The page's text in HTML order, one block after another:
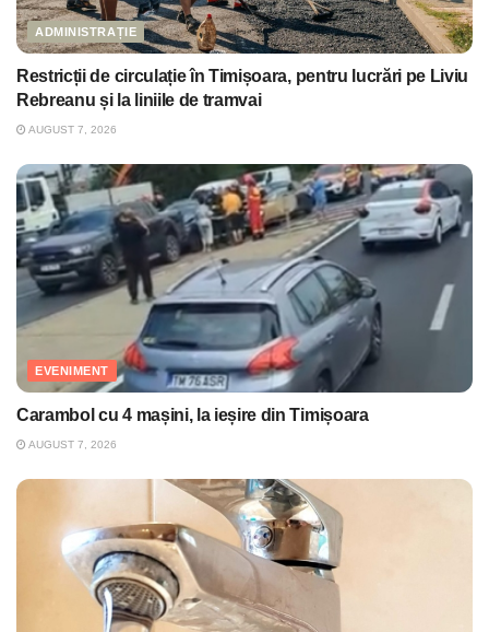
ADMINISTRAȚIE
Restricții de circulație în Timișoara, pentru lucrări pe Liviu
Rebreanu și la liniile de tramvai
AUGUST 7, 2026
EVENIMENT
Carambol cu 4 mașini, la ieșire din Timișoara
AUGUST 7, 2026